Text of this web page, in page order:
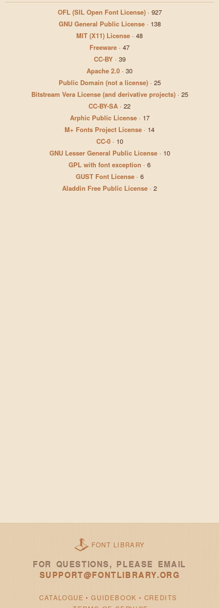
OFL (SIL Open Font License)· 927
GNU General Public License· 138
MIT (X11) License · 48
Freeware · 47
CC-BY· 39
Apache 2.0 · 30
Public Domain (not a license)· 25
Bitstream Vera License (and derivative projects)· 25
CC-BY-SA · 22
Arphic Public License· 17
M+ Fonts Project License · 14
CC-0· 10
GNU Lesser General Public License· 10
GPL with font exception · 6
GUST Font License· 6
Aladdin Free Public License · 2
FONT LIBRARY
FOR QUESTIONS, PLEASE EMAIL
SUPPORT@FONTLIBRARY.ORG
CATALOGUE GUIDEBOOK
CREDITS